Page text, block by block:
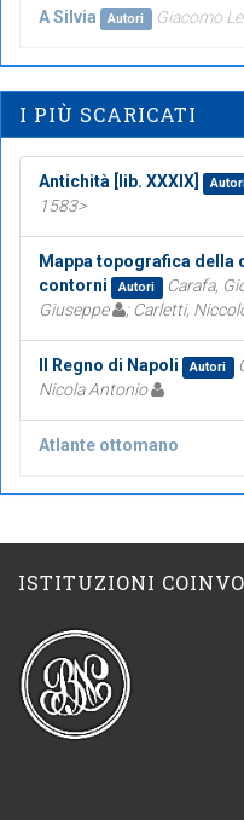
A Silvia Autori Giacomo
I PIÙ SCARICATI
Antichità [lib. XXXIX]
1583>
Mappa topografica della
contorni
Autori Carafa,
Giuseppe
; Carletti,
Il Regno di Napoli Autori
Nicola Antonio
Atlante ottomano
ISTITUZIONI